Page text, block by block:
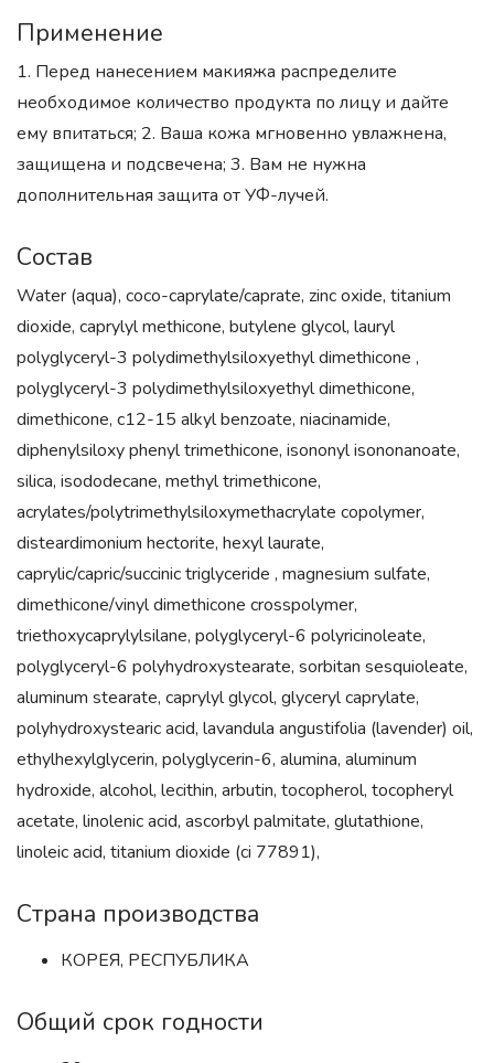
Применение
1. Перед нанесением макияжа распределите
необходимое количество продукта по лицу и дайте
ему впитаться; 2. Ваша кожа мгновенно увлажнена,
защищена и подсвечена; 3. Вам не нужна
дополнительная защита от УФ-лучей.
Состав
Water (aqua), coco-caprylate/caprate, zinc oxide, titanium
dioxide, caprylyl methicone, butylene glycol, lauryl
polyglyceryl-3 polydimethylsiloxyethyl dimethicone ,
polyglyceryl-3 polydimethylsiloxyethyl dimethicone,
dimethicone, c12-15 alkyl benzoate, niacinamide,
diphenylsiloxy phenyl trimethicone, isononyl isononanoate,
silica, isododecane, methyl trimethicone,
acrylates/polytrimethylsiloxymethacrylate copolymer,
disteardimonium hectorite, hexyl laurate,
caprylic/capric/succinic triglyceride , magnesium sulfate,
dimethicone/vinyl dimethicone crosspolymer,
triethoxycaprylylsilane, polyglyceryl-6 polyricinoleate,
polyglyceryl-6 polyhydroxystearate, sorbitan sesquioleate,
aluminum stearate, caprylyl glycol, glyceryl caprylate,
polyhydroxystearic acid, lavandula angustifolia (lavender) oil,
ethylhexylglycerin, polyglycerin-6, alumina, aluminum
hydroxide, alcohol, lecithin, arbutin, tocopherol, tocopheryl
acetate, linolenic acid, ascorbyl palmitate, glutathione,
linoleic acid, titanium dioxide (ci 77891),
Страна производства
КОРЕЯ, РЕСПУБЛИКА
Общий срок годности